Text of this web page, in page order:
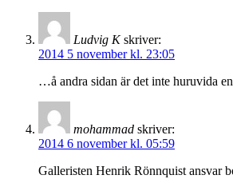
Ludvig K skriver:
2014 5 november kl. 23:05
…å andra sidan är det inte huruvida
mohammad skriver:
2014 6 november kl. 05:59
Galleristen Henrik Rönnquist ansvar